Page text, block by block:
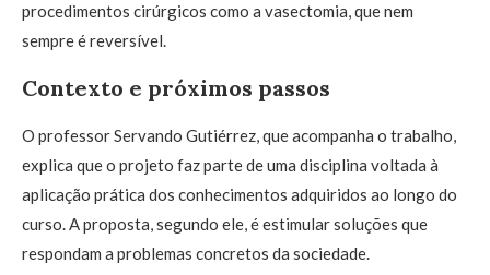
procedimentos cirúrgicos como a vasectomia, que nem
sempre é reversível.
Contexto e próximos passos
O professor Servando Gutiérrez, que acompanha o trabalho,
explica que o projeto faz parte de uma disciplina voltada à
aplicação prática dos conhecimentos adquiridos ao longo do
curso. A proposta, segundo ele, é estimular soluções que
respondam a problemas concretos da sociedade.